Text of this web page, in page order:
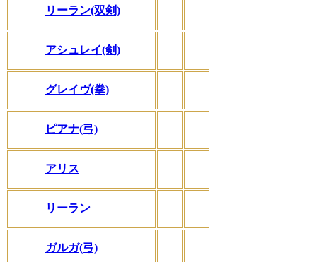
リーラン(双剣)
アシュレイ(剣)
グレイヴ(拳)
ピアナ(弓)
アリス
リーラン
ガルガ(弓)